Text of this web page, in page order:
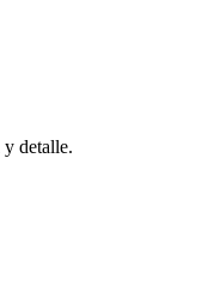
y detalle.